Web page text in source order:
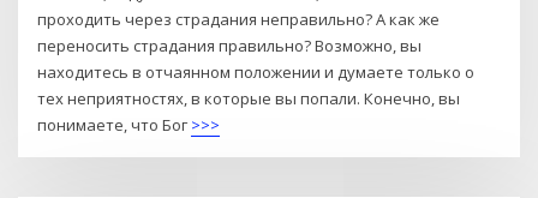
проходить через страдания неправильно? А как же
переносить страдания правильно? Возможно, вы
находитесь в отчаянном положении и думаете только о
тех неприятностях, в которые вы попали. Конечно, вы
понимаете, что Бог >>>